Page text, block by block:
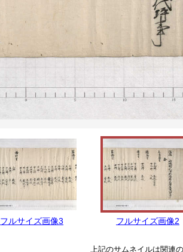
フルサイズ画像3 フルサイズ画像2
上記のサムネイルは関連